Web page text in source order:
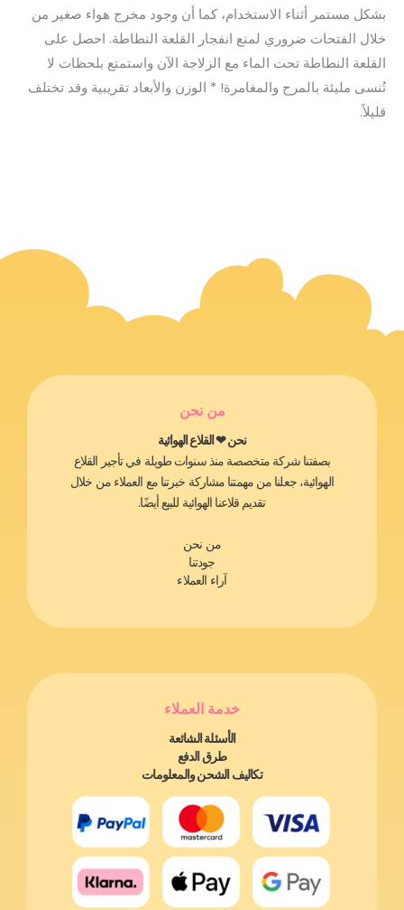
بشكل مستمر أثناء الاستخدام، كما أن وجود مخرج هواء صغير من
خلال الفتحات ضروري لمنع انفجار القلعة النطاطة. احصل على
القلعة النطاطة تحت الماء مع الزلاجة الآن واستمتع بلحظات لا
تُنسى مليئة بالمرح والمغامرة! * الوزن والأبعاد تقريبية وقد تختلف
قليلاً.
من نحن
نحن ❤ القلاع الهوائية
بصفتنا شركة متخصصة منذ سنوات طويلة في تأجير القلاع
الهوائية، جعلنا من مهمتنا مشاركة خبرتنا مع العملاء من خلال
تقديم قلاعنا الهوائية للبيع أيضًا.
من نحن
جودتنا
آراء العملاء
خدمة العملاء
الأسئلة الشائعة
طرق الدفع
تكاليف الشحن والمعلومات